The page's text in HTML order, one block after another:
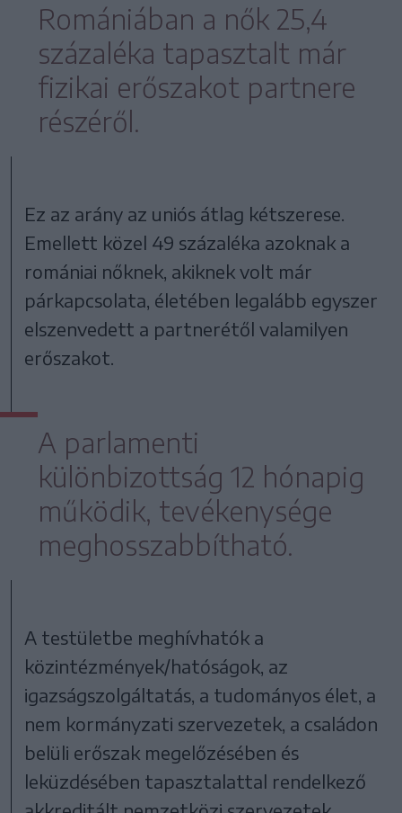
Romániában a nők 25,4
százaléka tapasztalt már
fizikai erőszakot partnere
részéről.
Ez az arány az uniós átlag kétszerese.
Emellett közel 49 százaléka azoknak a
romániai nőknek, akiknek volt már
párkapcsolata, életében legalább egyszer
elszenvedett a partnerétől valamilyen
erőszakot.
A parlamenti
különbizottság 12 hónapig
működik, tevékenysége
meghosszabbítható.
A testületbe meghívhatók a
közintézmények/hatóságok, az
igazságszolgáltatás, a tudományos élet, a
nem kormányzati szervezetek, a családon
belüli erőszak megelőzésében és
leküzdésében tapasztalattal rendelkező